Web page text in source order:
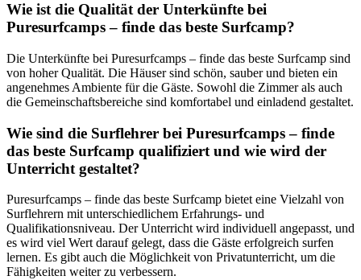
Wie ist die Qualität der Unterkünfte bei
Puresurfcamps – finde das beste Surfcamp?
Die Unterkünfte bei Puresurfcamps – finde das beste Surfcamp sind
von hoher Qualität. Die Häuser sind schön, sauber und bieten ein
angenehmes Ambiente für die Gäste. Sowohl die Zimmer als auch
die Gemeinschaftsbereiche sind komfortabel und einladend gestaltet.
Wie sind die Surflehrer bei Puresurfcamps – finde
das beste Surfcamp qualifiziert und wie wird der
Unterricht gestaltet?
Puresurfcamps – finde das beste Surfcamp bietet eine Vielzahl von
Surflehrern mit unterschiedlichem Erfahrungs- und
Qualifikationsniveau. Der Unterricht wird individuell angepasst, und
es wird viel Wert darauf gelegt, dass die Gäste erfolgreich surfen
lernen. Es gibt auch die Möglichkeit von Privatunterricht, um die
Fähigkeiten weiter zu verbessern.